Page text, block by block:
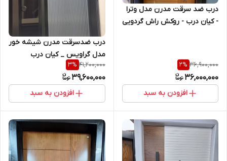
درب ضد سرقت مدرن مدل وترا
- کیان درب - روکش راش گردویی
36,900,000
2%
36,000,000
افزودن به سبد
درب ضدسرقت مدرن شیشه خور
مدل گراویس _ کیان درب
41,200,000
3%
39,600,000
افزودن به سبد